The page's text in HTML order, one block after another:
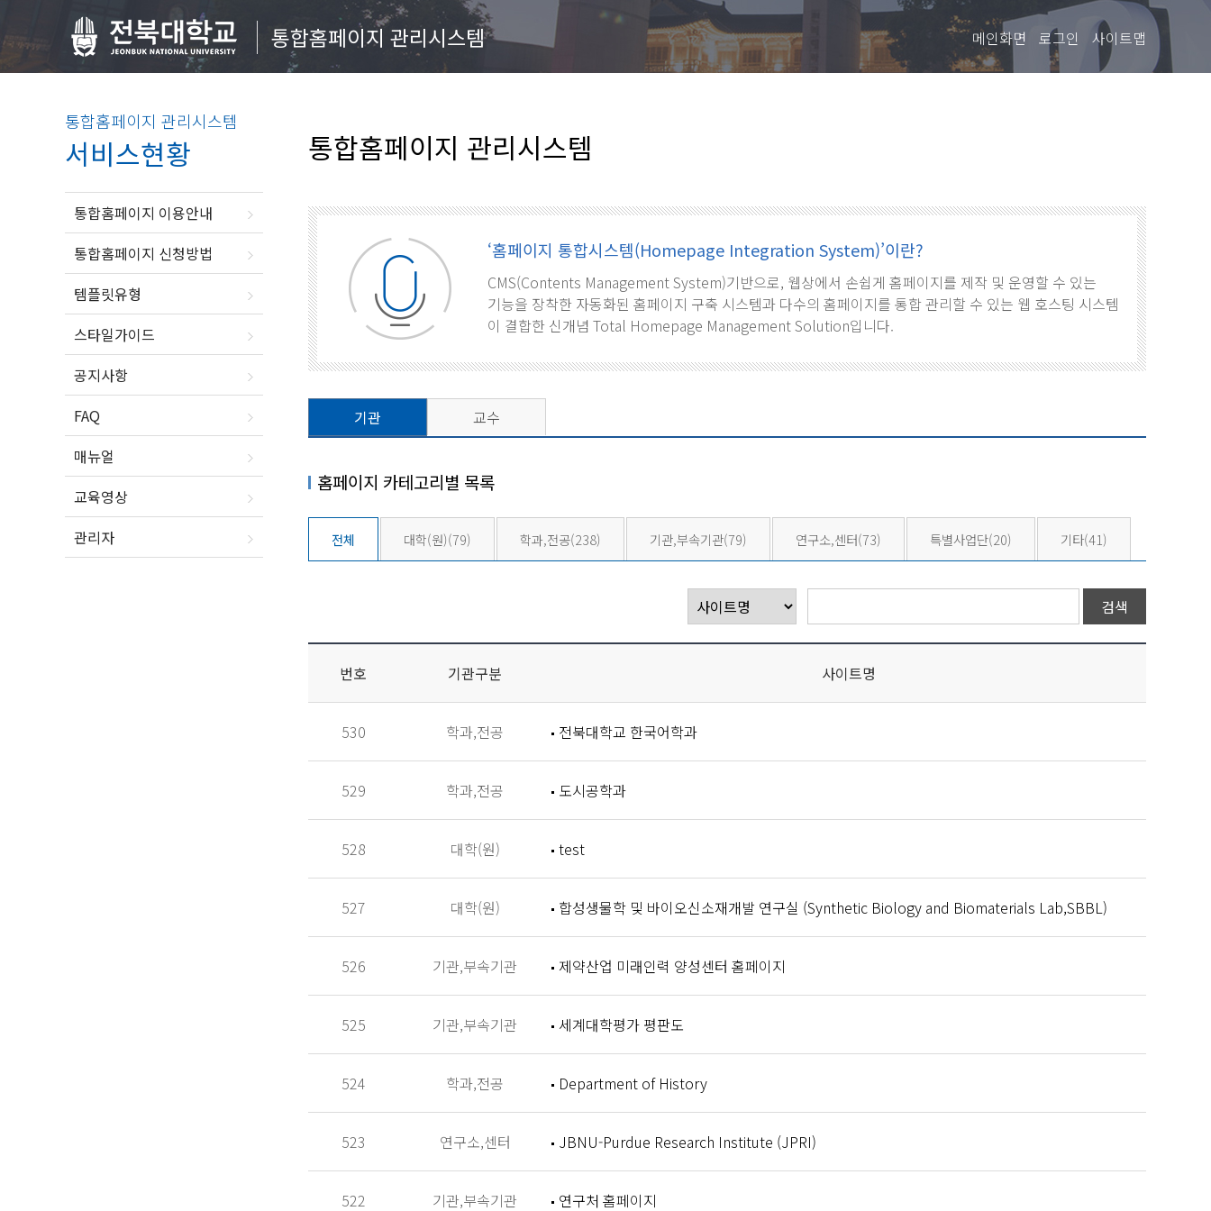
통합홈페이지 관리시스템 메인화면 로그인 사이트맵
통합홈페이지 관리시스템
서비스현황
통합홈페이지 이용안내
통합홈페이지 신청방법
템플릿유형
스타일가이드
공지사항
FAQ
매뉴얼
교육영상
관리자
통합홈페이지 관리시스템
‘홈페이지 통합시스템(Homepage Integration System)’이란?
CMS(Contents Management System)기반으로, 웹상에서 손쉽게 홈페이지를 제작 및 운영할 수 있는
기능을 장착한 자동화된 홈페이지 구축 시스템과 다수의 홈페이지를 통합 관리할 수 있는 웹 호스팅 시스템
이 결합한 신개념 Total Homepage Management Solution입니다.
기관 교수
홈페이지 카테고리별 목록
전체 대학(원)(79) 학과,전공(238) 기관,부속기관(79) 연구소,센터(73) 특별사업단(20) 기타(41)
번호 기관구분 사이트명
530 학과,전공 전북대학교 한국어학과
529 학과,전공 도시공학과
528 대학(원) test
527 대학(원) 합성생물학 및 바이오신소재개발 연구실 (Synthetic Biology and Biomaterials Lab,SBBL)
526 기관,부속기관 제약산업 미래인력 양성센터 홈페이지
525 기관,부속기관 세계대학평가 평판도
524 학과,전공 Department of History
523 연구소,센터 JBNU-Purdue Research Institute (JPRI)
522 기관,부속기관 연구처 홈페이지